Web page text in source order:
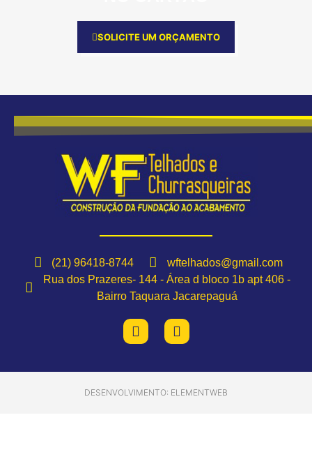
SOLICITE UM ORÇAMENTO
(21) 96418-8744
wftelhados@gmail.com
Rua dos Prazeres- 144 - Área d bloco 1b apt 406 -
Bairro Taquara Jacarepaguá
DESENVOLVIMENTO: ELEMENTWEB